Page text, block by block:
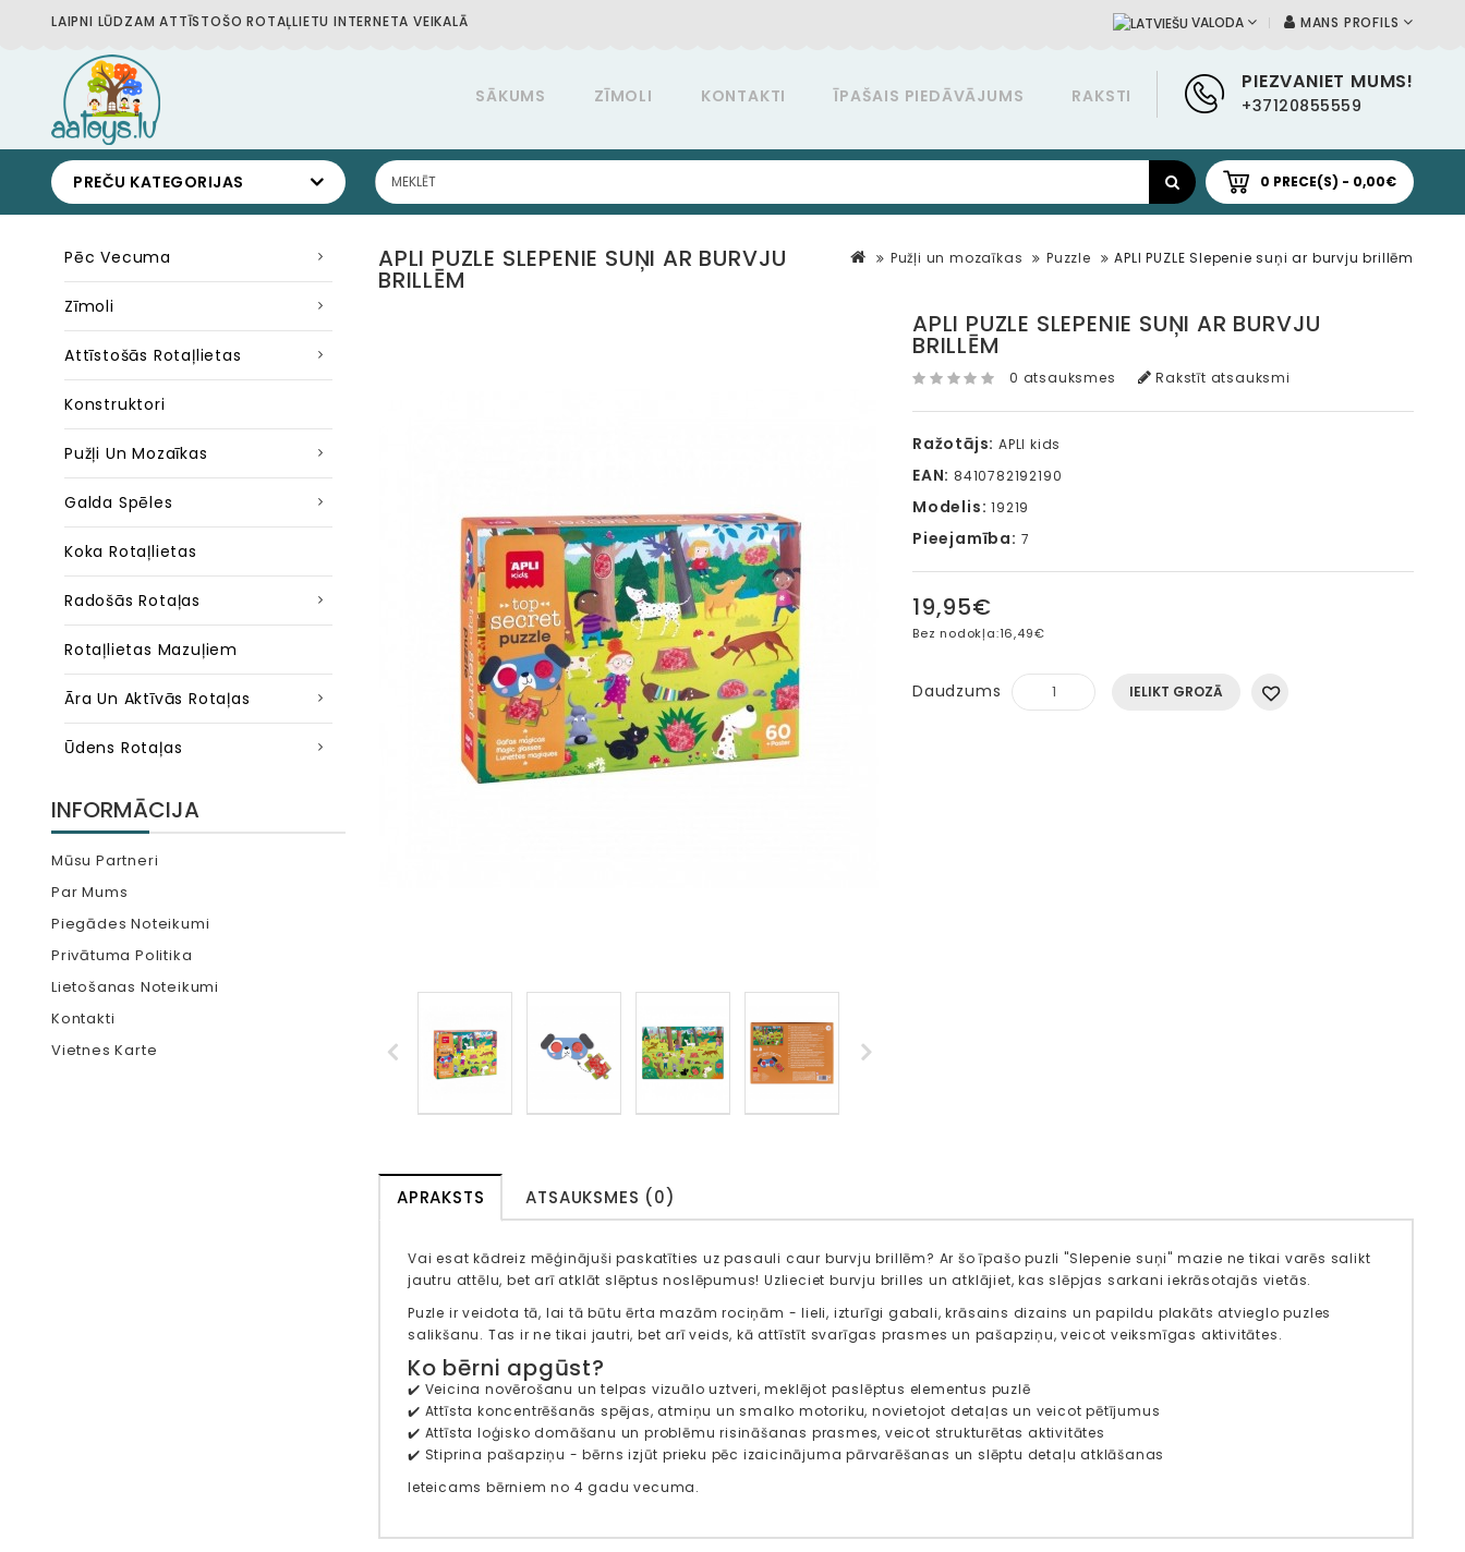
LAIPNI LŪDZAM ATTĪSTOŠO ROTAĻLIETU INTERNETA VEIKALĀ MANS PROFILS
VALODA
PIEZVANIET MUMS!
+37120855559
SĀKUMS ZĪMOLI KONTAKTI ĪPAŠAIS PIEDĀVĀJUMS RAKSTI
PREČU KATEGORIJAS 0 PRECE(S) - 0,00€
Pēc Vecuma
Zīmoli
Attīstošās Rotaļlietas
Konstruktori
Pužļi Un Mozaīkas
Galda Spēles
Koka Rotaļlietas
Radošās Rotaļas
Rotaļlietas Mazuļiem
Āra Un Aktīvās Rotaļas
Ūdens Rotaļas
INFORMĀCIJA
Mūsu Partneri
Par Mums
Piegādes Noteikumi
Privātuma Politika
Lietošanas Noteikumi
Kontakti
Vietnes Karte
Pužļi un mozaīkas Puzzle APLI PUZLE Slepenie suņi ar burvju brillēm
APLI PUZLE SLEPENIE SUŅI AR BURVJU
BRILLĒM
APLI PUZLE SLEPENIE SUŅI AR BURVJU
BRILLĒM
0 atsauksmes Rakstīt atsauksmi
Ražotājs: APLI kids
EAN: 8410782192190
Modelis: 19219
Pieejamība: 7
19,95€
Bez nodokļa:16,49€
Daudzums IELIKT GROZĀ
APRAKSTS ATSAUKSMES (0)
Vai esat kādreiz mēģinājuši paskatīties uz pasauli caur burvju brillēm? Ar šo īpašo puzli "Slepenie suņi" mazie ne tikai varēs salikt
jautru attēlu, bet arī atklāt slēptus noslēpumus! Uzlieciet burvju brilles un atklājiet, kas slēpjas sarkani iekrāsotajās vietās.
Puzle ir veidota tā, lai tā būtu ērta mazām rociņām - lieli, izturīgi gabali, krāsains dizains un papildu plakāts atvieglo puzles
salikšanu. Tas ir ne tikai jautri, bet arī veids, kā attīstīt svarīgas prasmes un pašapziņu, veicot veiksmīgas aktivitātes.
Ko bērni apgūst?
✔️ Veicina novērošanu un telpas vizuālo uztveri, meklējot paslēptus elementus puzlē
✔️ Attīsta koncentrēšanās spējas, atmiņu un smalko motoriku, novietojot detaļas un veicot pētījumus
✔️ Attīsta loģisko domāšanu un problēmu risināšanas prasmes, veicot strukturētas aktivitātes
✔️ Stiprina pašapziņu - bērns izjūt prieku pēc izaicinājuma pārvarēšanas un slēptu detaļu atklāšanas
Ieteicams bērniem no 4 gadu vecuma.